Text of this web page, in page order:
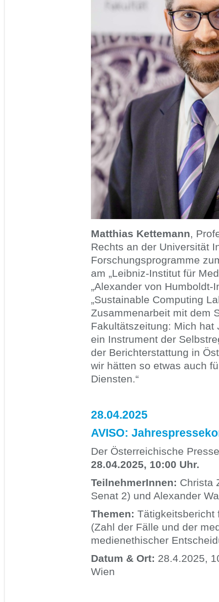
Matthias Kettemann,
Rechts an der Universität
Forschungsprogramme
am „Leibniz-Institut für
„Alexander von
„Sustainable Computing
Zusammenarbeit mit dem
Fakultätszeitung: Mich hat
ein Instrument der
der Berichterstattung in
wir hätten so etwas auch
Diensten.“
28.04.2025
AVISO:
Der Österreichische
28.04.2025, 10:00 Uhr.
TeilnehmerInnen: Christa
Senat 2) und Alexander
Themen: Tätigkeitsbericht
(Zahl der Fälle und der
medienethischer
Datum & Ort: 28.4.2025,
Wien